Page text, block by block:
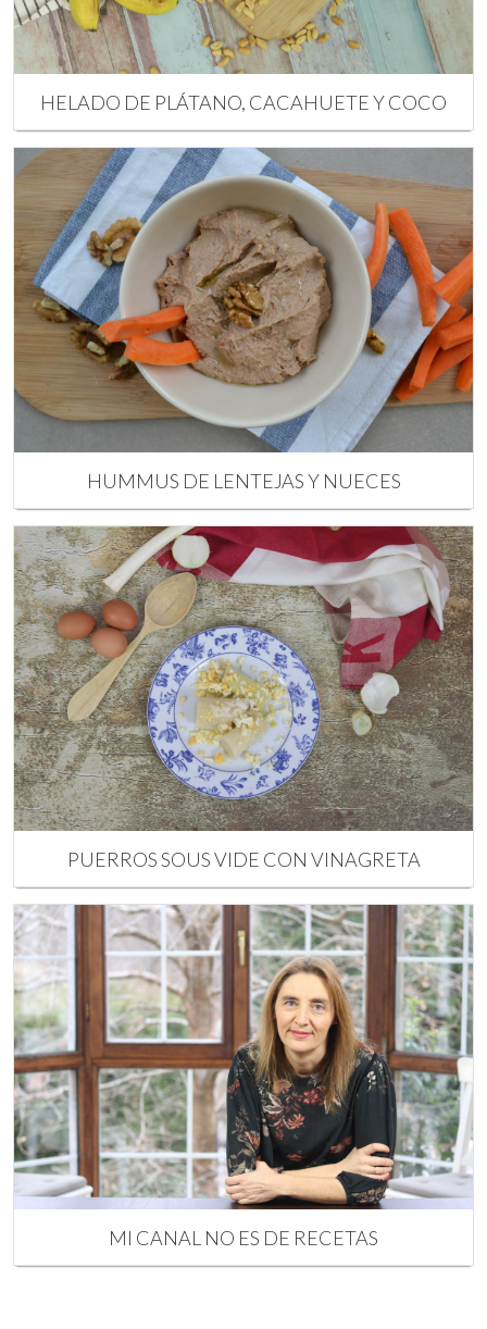
HELADO DE PLÁTANO, CACAHUETE Y COCO
HUMMUS DE LENTEJAS Y NUECES
PUERROS SOUS VIDE CON VINAGRETA
MI CANAL NO ES DE RECETAS